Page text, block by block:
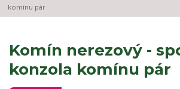
komínu pár
Komín nerezový -
konzola komínu pár